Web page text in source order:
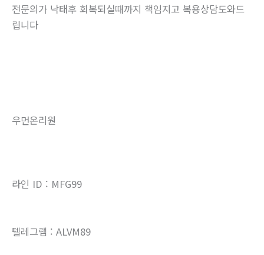
전문의가 낙태후 회복되실때까지 책임지고 복용상담도와드
립니다
우먼온리원
라인 ID : MFG99
텔레그램 : ALVM89